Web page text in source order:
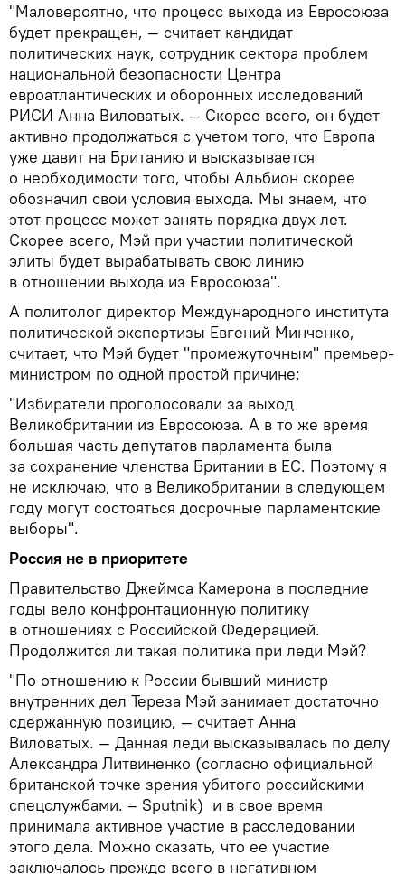
"Маловероятно, что процесс выхода из Евросоюза
будет прекращен, — считает кандидат
политических наук, сотрудник сектора проблем
национальной безопасности Центра
евроатлантических и оборонных исследований
РИСИ Анна Виловатых. — Скорее всего, он будет
активно продолжаться с учетом того, что Европа
уже давит на Британию и высказывается
о необходимости того, чтобы Альбион скорее
обозначил свои условия выхода. Мы знаем, что
этот процесс может занять порядка двух лет.
Скорее всего, Мэй при участии политической
элиты будет вырабатывать свою линию
в отношении выхода из Евросоюза".
А политолог директор Международного института
политической экспертизы Евгений Минченко,
считает, что Мэй будет "промежуточным" премьер-
министром по одной простой причине:
"Избиратели проголосовали за выход
Великобритании из Евросоюза. А в то же время
большая часть депутатов парламента была
за сохранение членства Британии в ЕС. Поэтому я
не исключаю, что в Великобритании в следующем
году могут состояться досрочные парламентские
выборы".
Россия не в приоритете
Правительство Джеймса Камерона в последние
годы вело конфронтационную политику
в отношениях с Российской Федерацией.
Продолжится ли такая политика при леди Мэй?
"По отношению к России бывший министр
внутренних дел Тереза Мэй занимает достаточно
сдержанную позицию, — считает Анна
Виловатых. — Данная леди высказывалась по делу
Александра Литвиненко (согласно официальной
британской точке зрения убитого российскими
спецслужбами. – Sputnik) и в свое время
принимала активное участие в расследовании
этого дела. Можно сказать, что ее участие
заключалось прежде всего в негативном